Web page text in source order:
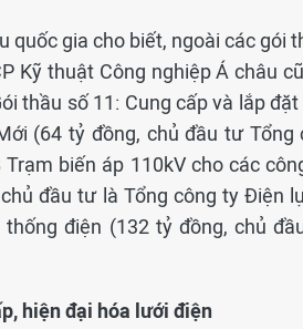
quốc gia cho biết, ngoài các gói
Kỹ thuật Công nghiệp Á châu
thầu số 11: Cung cấp và lắp
(64 tỷ đồng, chủ đầu tư
biến áp 110kV cho các
đầu tư là Tổng công ty Điện
điện (132 tỷ đồng, chủ
hiện đại hóa lưới điện